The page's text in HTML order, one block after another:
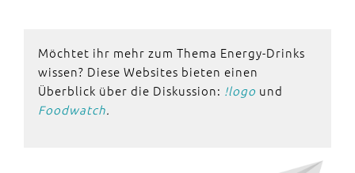
Möchtet ihr mehr zum Thema Energy-Drinks
wissen? Diese Websites bieten einen
Überblick über die Diskussion: !logo und
Foodwatch.